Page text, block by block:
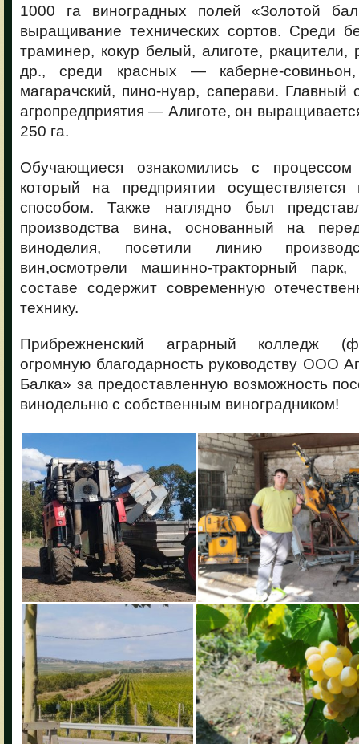
1000 га виноградных полей «Золотой
выращивание технических сортов. Среди
траминер, кокур белый, алиготе, ркацители,
др., среди красных — каберне-
магарачский, пино-нуар, саперави. Главный
агропредприятия — Алиготе, он
250 га.
Обучающиеся ознакомились с процессом
который на предприятии осуществляется
способом. Также наглядно был
производства вина, основанный на
виноделия, посетили линию
вин,осмотрели машинно-тракторный
составе содержит современную
технику.
Прибрежненский аграрный колледж
огромную благодарность руководству ООО
Балка» за предоставленную возможность
винодельню с собственным виноградником!